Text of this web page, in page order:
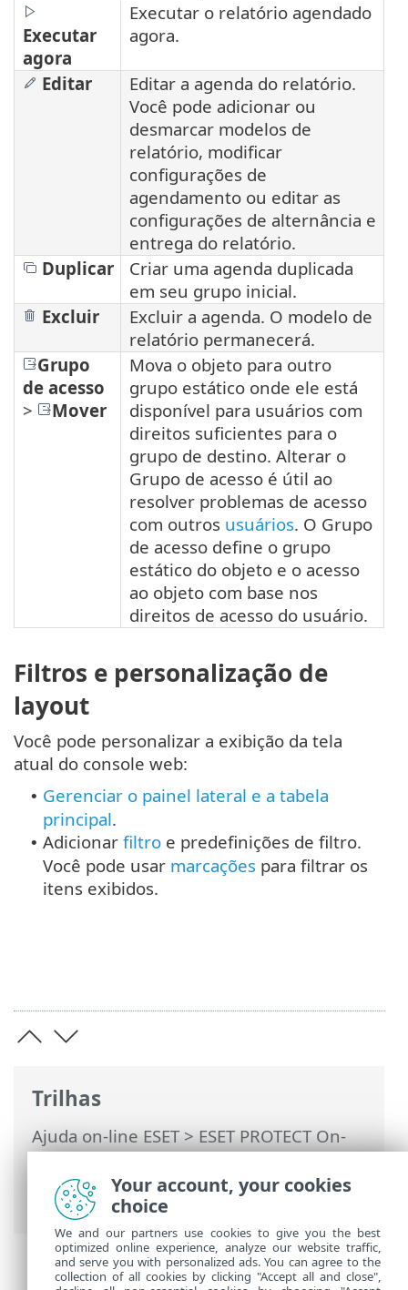
Trilhas
Ajuda on-line ESET>ESET PROTECT On-
Prem>Usando o ESET PROTECT On-Prem
ESET PROTECT On-Prem Menu principal
Relatórios> Agendar um relatório
Executar
agora
Executar o relatório agendado
agora.
Editar
Editar a agenda do relatório.
Você pode adicionar ou
desmarcar modelos de
relatório, modificar
configurações de
agendamento ou editar as
configurações de alternância e
entrega do relatório.
Duplicar
Criar uma agenda duplicada
em seu grupo inicial.
Excluir
Excluir a agenda. O modelo de
relatório permanecerá.
Grupo
de acesso
>
Mover
Mova o objeto para outro
grupo estático onde ele está
disponível para usuários com
direitos suficientes para o
grupo de destino. Alterar o
Grupo de acesso é útil ao
resolver problemas de acesso
com outros usuários. O Grupo
de acesso define o grupo
estático do objeto e o acesso
ao objeto com base nos
direitos de acesso do usuário.
Filtros e personalização de
layout
Você pode personalizar a exibição da tela
atual do console web:
• Gerenciar o painel lateral e a tabela
principal.
• Adicionar filtro e predefinições de filtro.
Você pode usar marcações para filtrar os
itens exibidos.
Your account, your cookies
choice
We and our partners use cookies to give you the best
optimized online experience, analyze our website traffic,
and serve you with personalized ads. You can agree to the
collection of all cookies by clicking "Accept all and close",